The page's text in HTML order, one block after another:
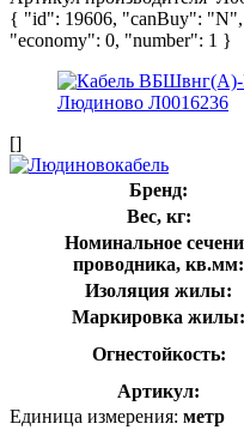
{ "id": 19606, "canBuy":
"economy": 0, "number": 1 }
[]
Бренд:
Вес, кг:
Номинальное
проводника, кв.мм:
Изоляция жилы:
Маркировка жилы:
Огнестойкость:
Артикул:
Единица измерения: метр